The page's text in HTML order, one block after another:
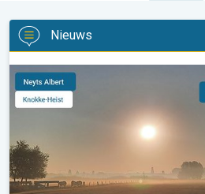
Nieuws
De weerfoto van de week.